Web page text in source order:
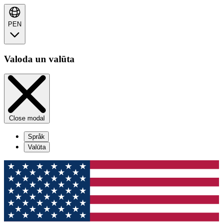
PEN
Valoda un valūta
Close modal
Språk
Valūta